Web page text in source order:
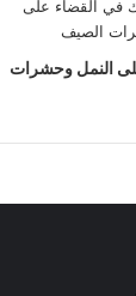
النمل وحشرات